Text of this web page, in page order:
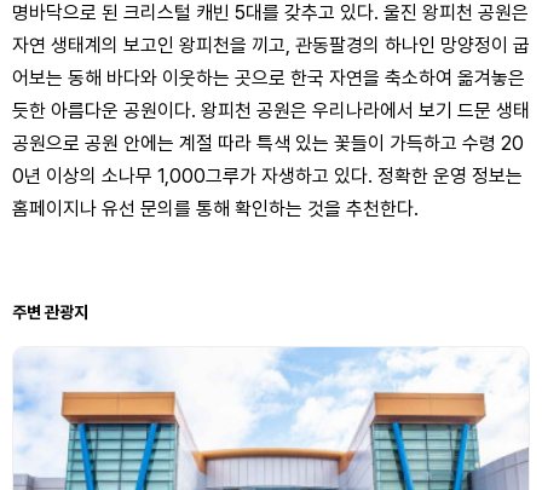
명바닥으로 된 크리스털 캐빈 5대를 갖추고 있다. 울진 왕피천 공원은
자연 생태계의 보고인 왕피천을 끼고, 관동팔경의 하나인 망양정이 굽
어보는 동해 바다와 이웃하는 곳으로 한국 자연을 축소하여 옮겨놓은
듯한 아름다운 공원이다. 왕피천 공원은 우리나라에서 보기 드문 생태
공원으로 공원 안에는 계절 따라 특색 있는 꽃들이 가득하고 수령 20
0년 이상의 소나무 1,000그루가 자생하고 있다. 정확한 운영 정보는
홈페이지나 유선 문의를 통해 확인하는 것을 추천한다.
주변 관광지